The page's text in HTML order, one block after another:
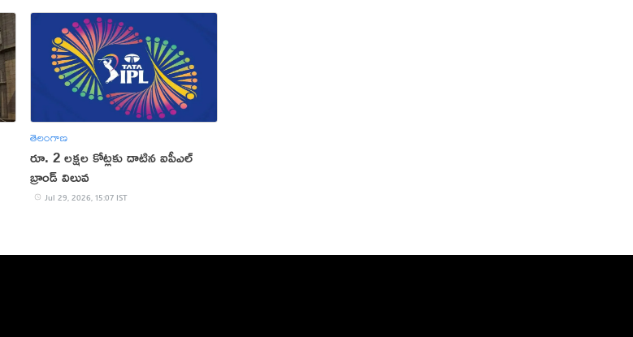
తెలంగాణ
రూ. 2 లక్షల కోట్లకు దాటిన ఐపీఎల్
బ్రాండ్ విలువ
Jul 29, 2026, 15:07 IST